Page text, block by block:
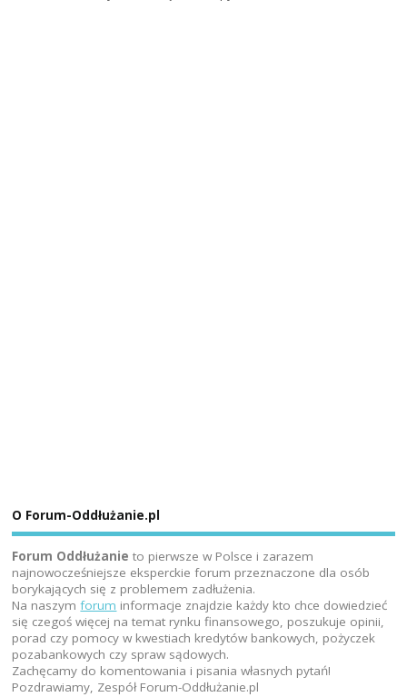
O Forum-Oddłużanie.pl
Forum Oddłużanie to pierwsze w Polsce i zarazem
najnowocześniejsze eksperckie forum przeznaczone dla osób
borykających się z problemem zadłużenia.
Na naszymforum informacje znajdzie każdy kto chce dowiedzieć
się czegoś więcej na temat rynku finansowego, poszukuje opinii,
porad czy pomocy w kwestiach kredytów bankowych, pożyczek
pozabankowych czy spraw sądowych.
Zachęcamy do komentowania i pisania własnych pytań!
Pozdrawiamy, Zespół Forum-Oddłużanie.pl